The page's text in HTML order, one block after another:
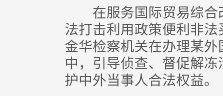
在服务国际贸易综合
法打击利用政策便利非
金华检察机关在办理某
中，引导侦查、督促解
护中外当事人合法权益。